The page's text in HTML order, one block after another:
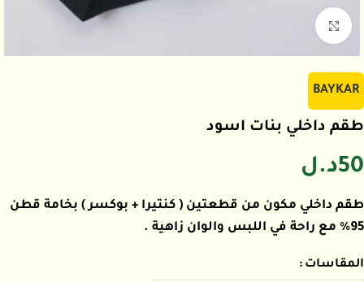
اضغط للتكبير
BAYKAR
طقم داخلي بنات اسود
50د.ل
طقم داخلي مكون من قطعتين ( كنتيرا + بوكسر ) بخامة قطن
95% مع راحة في اللبس والوان زاهية .
المقاسات